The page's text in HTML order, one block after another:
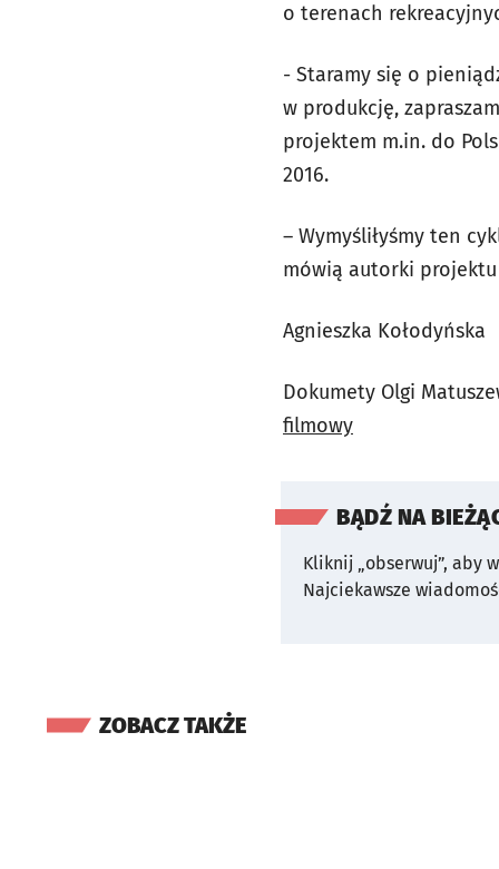
o terenach
- Staramy się o
w produkcję,
projektem m.in. do
2016.
– Wymyśliłyśmy ten
mówią autorki
Agnieszka Kołodyńska
Dokumety Olgi
filmowy
BĄDŹ NA
Kliknij „obserwuj”, aby
Najciekawsze
ZOBACZ TAKŻE